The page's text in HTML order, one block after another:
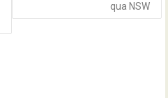
qua NSW